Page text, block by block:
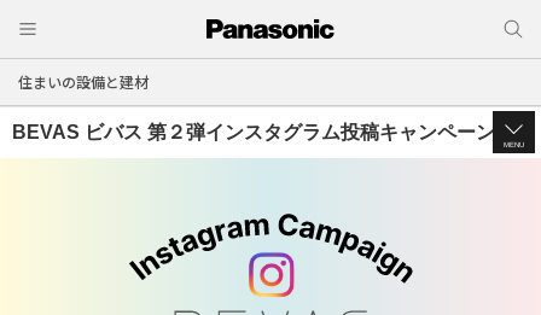
住まいの設備と建材
BEVAS ビバス 第２弾インスタグラム投稿キャンペーン
MENU